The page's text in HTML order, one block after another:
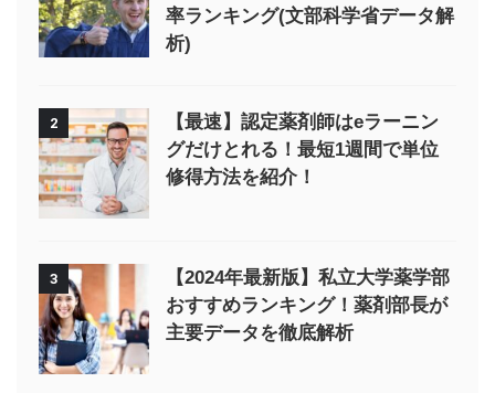
率ランキング(文部科学省データ解
析)
2
【最速】認定薬剤師はeラーニン
グだけとれる！最短1週間で単位
修得方法を紹介！
3
【2024年最新版】私立大学薬学部
おすすめランキング！薬剤部長が
主要データを徹底解析